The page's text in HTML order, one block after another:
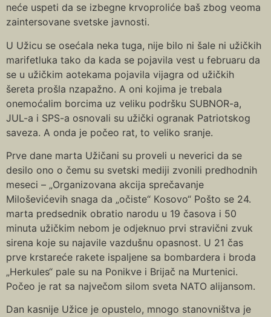
neće uspeti da se izbegne krvoproliće baš zbog veoma
zaintersovane svetske javnosti.
U Užicu se osećala neka tuga, nije bilo ni šale ni užičkih
marifetluka tako da kada se pojavila vest u februaru da
se u užičkim aotekama pojavila vijagra od užičkih
šereta prošla nzapažno. A oni kojima je trebala
onemoćalim borcima uz veliku podršku SUBNOR-a,
JUL-a i SPS-a osnovali su užički ogranak Patriotskog
saveza. A onda je počeo rat, to veliko sranje.
Prve dane marta Užičani su proveli u neverici da se
desilo ono o čemu su svetski mediji zvonili predhodnih
meseci – „Organizovana akcija sprečavanje
Miloševićevih snaga da „očiste“ Кosovo“ Pošto se 24.
marta predsednik obratio narodu u 19 časova i 50
minuta užičkim nebom je odjeknuo prvi stravični zvuk
sirena koje su najavile vazdušnu opasnost. U 21 čas
prve krstareće rakete ispaljene sa bombardera i broda
„Herkules“ pale su na Ponikve i Brijač na Murtenici.
Počeo je rat sa največom silom sveta NATO alijansom.
Dan kasnije Užice je opustelo, mnogo stanovništva je